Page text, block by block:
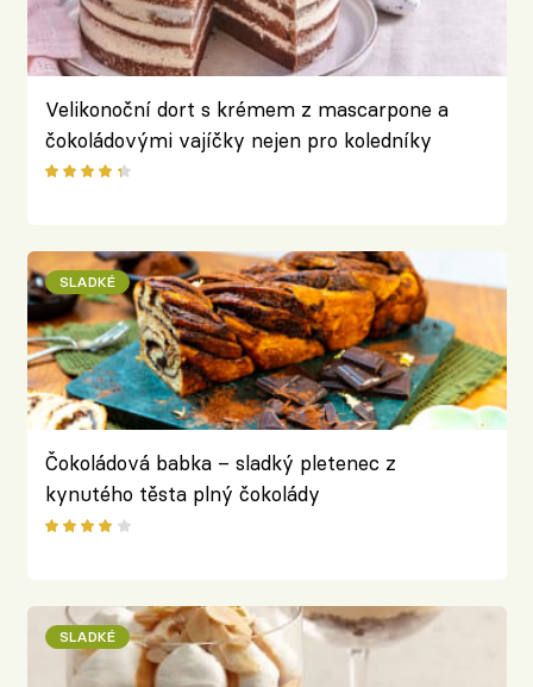
Velikonoční dort s krémem z mascarpone a
čokoládovými vajíčky nejen pro koledníky
SLADKÉ
Čokoládová babka – sladký pletenec z
kynutého těsta plný čokolády
SLADKÉ